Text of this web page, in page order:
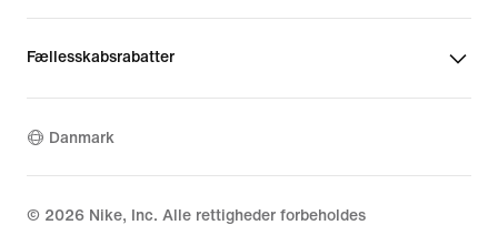
Fællesskabsrabatter
Danmark
© 2026 Nike, Inc. Alle rettigheder forbeholdes